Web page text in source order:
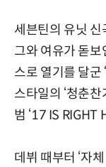
세븐틴의 유닛 신
그와 여유가 돋보
스로 열기를 달군
스타일의 ‘청춘
범 ‘17 IS RIGHT
데뷔 때부터 ‘자